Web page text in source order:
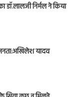
निर्मल ने किया
यादव